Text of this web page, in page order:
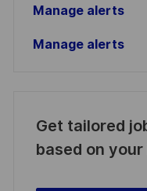
Manage alerts
Manage alerts
Get tailored
based on